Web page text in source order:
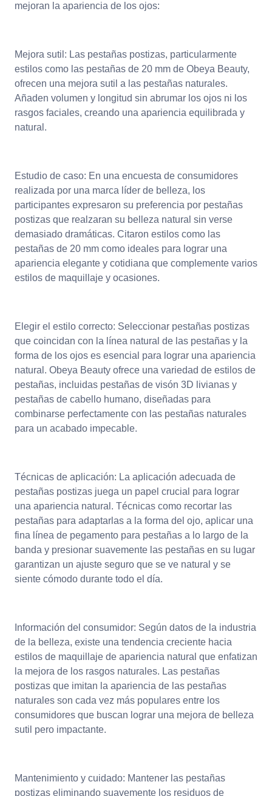
mejoran la apariencia de los ojos:
Mejora sutil: Las pestañas postizas, particularmente
estilos como las pestañas de 20 mm de Obeya Beauty,
ofrecen una mejora sutil a las pestañas naturales.
Añaden volumen y longitud sin abrumar los ojos ni los
rasgos faciales, creando una apariencia equilibrada y
natural.
Estudio de caso: En una encuesta de consumidores
realizada por una marca líder de belleza, los
participantes expresaron su preferencia por pestañas
postizas que realzaran su belleza natural sin verse
demasiado dramáticas. Citaron estilos como las
pestañas de 20 mm como ideales para lograr una
apariencia elegante y cotidiana que complemente varios
estilos de maquillaje y ocasiones.
Elegir el estilo correcto: Seleccionar pestañas postizas
que coincidan con la línea natural de las pestañas y la
forma de los ojos es esencial para lograr una apariencia
natural. Obeya Beauty ofrece una variedad de estilos de
pestañas, incluidas pestañas de visón 3D livianas y
pestañas de cabello humano, diseñadas para
combinarse perfectamente con las pestañas naturales
para un acabado impecable.
Técnicas de aplicación: La aplicación adecuada de
pestañas postizas juega un papel crucial para lograr
una apariencia natural. Técnicas como recortar las
pestañas para adaptarlas a la forma del ojo, aplicar una
fina línea de pegamento para pestañas a lo largo de la
banda y presionar suavemente las pestañas en su lugar
garantizan un ajuste seguro que se ve natural y se
siente cómodo durante todo el día.
Información del consumidor: Según datos de la industria
de la belleza, existe una tendencia creciente hacia
estilos de maquillaje de apariencia natural que enfatizan
la mejora de los rasgos naturales. Las pestañas
postizas que imitan la apariencia de las pestañas
naturales son cada vez más populares entre los
consumidores que buscan lograr una mejora de belleza
sutil pero impactante.
Mantenimiento y cuidado: Mantener las pestañas
postizas eliminando suavemente los residuos de